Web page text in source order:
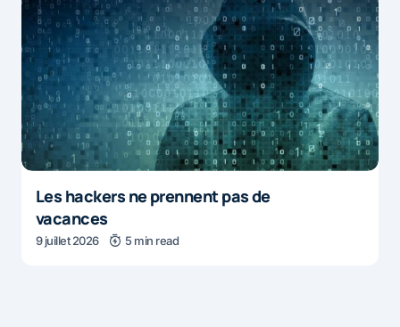
Les hackers ne prennent pas de
vacances
9 juillet 2026 5 min read